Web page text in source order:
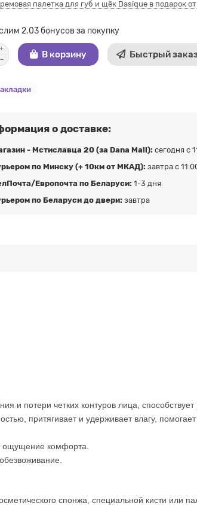
палетка для губ и щёк Dasique в подарок
2.03 бонусов за покупку
В корзину Быстрый
о доставке:
- Мстиславца 20 (за Dana Mall): сегодня с
по Минску (+ 10км от МКАД): завтра с
Европочта по Беларуси: 1-3 дня
по Беларуси до двери: завтра
и потери четких контуров лица,
притягивает и удерживает влагу,
ощущение комфорта.
спонжа, специальной кисти или